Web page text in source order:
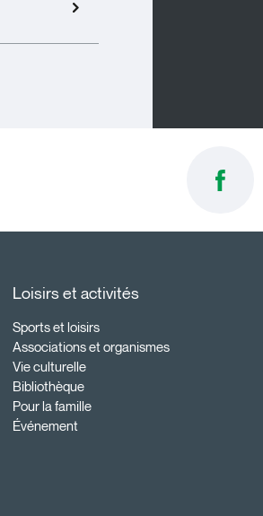
Loisirs et activités
Sports et loisirs
Associations et organismes
Vie culturelle
Bibliothèque
Pour la famille
Événement